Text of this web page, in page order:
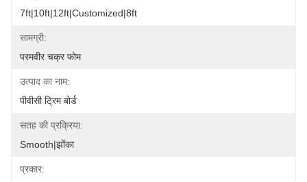
7ft|10ft|12ft|Customized|8ft
सामग्री:
परमवीर चक्र फोम
उत्पाद का नाम:
पीवीसी ट्रिम बोर्ड
सतह की प्रक्रिया:
Smooth|झोंका
प्रकार: